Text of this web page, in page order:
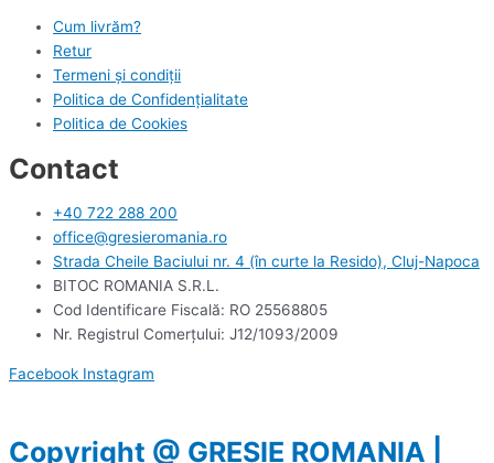
Cum livrăm?
Retur
Termeni și condiții
Politica de Confidențialitate
Politica de Cookies
Contact
+40 722 288 200
office@gresieromania.ro
Strada Cheile Baciului nr. 4 (în curte la Resido), Cluj-Napoca
BITOC ROMANIA S.R.L.
Cod Identificare Fiscală: RO 25568805
Nr. Registrul Comerţului: J12/1093/2009
Facebook Instagram
Copyright @ GRESIE ROMANIA |